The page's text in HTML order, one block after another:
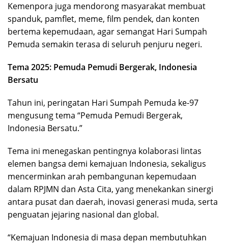
Kemenpora juga mendorong masyarakat membuat
spanduk, pamflet, meme, film pendek, dan konten
bertema kepemudaan, agar semangat Hari Sumpah
Pemuda semakin terasa di seluruh penjuru negeri.
Tema 2025: Pemuda Pemudi Bergerak, Indonesia
Bersatu
Tahun ini, peringatan Hari Sumpah Pemuda ke-97
mengusung tema “Pemuda Pemudi Bergerak,
Indonesia Bersatu.”
Tema ini menegaskan pentingnya kolaborasi lintas
elemen bangsa demi kemajuan Indonesia, sekaligus
mencerminkan arah pembangunan kepemudaan
dalam RPJMN dan Asta Cita, yang menekankan sinergi
antara pusat dan daerah, inovasi generasi muda, serta
penguatan jejaring nasional dan global.
“Kemajuan Indonesia di masa depan membutuhkan